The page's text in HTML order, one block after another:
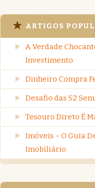
ARTIGOS
A Verdade
Investimento
Dinheiro Compra
Desafio das 52
Tesouro Direto É
Imóveis – O Guia
Imobiliário